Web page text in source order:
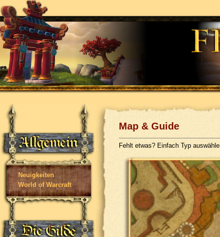
Neuigkeiten
World of Warcraft
Map & Guide
Fehlt etwas? Einfach Typ